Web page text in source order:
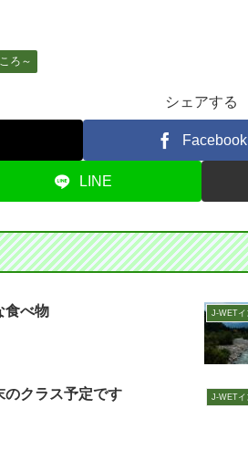
ろ～
シェアする
Facebook
LINE
食べ物
のクラス予定です